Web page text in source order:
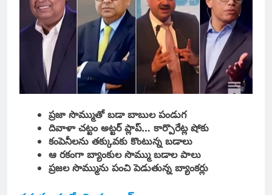
ప్రజా సొమ్ముతో బడా బాబుల పండుగ
దివాళా చట్టం అట్టర్ ప్లాప్… కార్పొరేట్ల షోకు
కంపెనీలను తక్కువకు కొంటున్న బడాలు
ఆ రకంగా బ్యాంకుల సొమ్ము బడాల పాలు
ప్రజల సొమ్మును పంచి పెడుతున్న బ్యాంకర్లు